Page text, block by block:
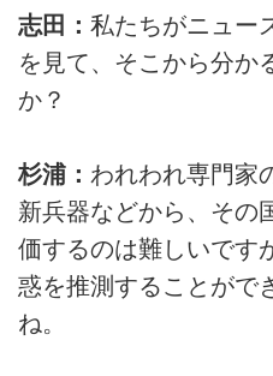
志田： 私たちがニュー
を見て、そこから分か
か？
杉浦： われわれ専門家
新兵器などから、その
価するのは難しいです
惑を推測することがで
ね。